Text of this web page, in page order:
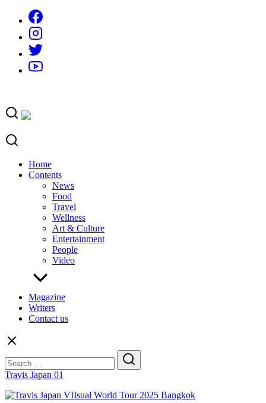
content
Home
Contents
News
Food
Travel
Wellness
Art & Culture
Entertainment
People
Video
Magazine
Writers
Contact us
for:
Travis Japan 01